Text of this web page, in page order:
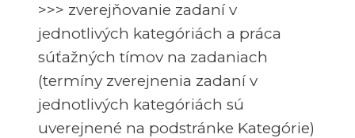
>>> zverejňovanie zadaní v
jednotlivých kategóriách a práca
súťažných tímov na zadaniach
(termíny zverejnenia zadaní v
jednotlivých kategóriách sú
uverejnené na podstránke Kategórie)